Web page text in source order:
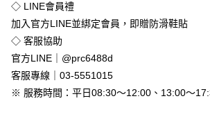
全家付款取貨
免運費
付款後全家取貨
免運費
7-11付款取貨
◇ LINE會員禮
加入官方LINE並綁定會員，即贈防滑鞋貼
◇ 客服協助
官方LINE｜@prc6488d
客服專線｜03-5551015
※ 服務時間：平日08:30～12:00、13:00～